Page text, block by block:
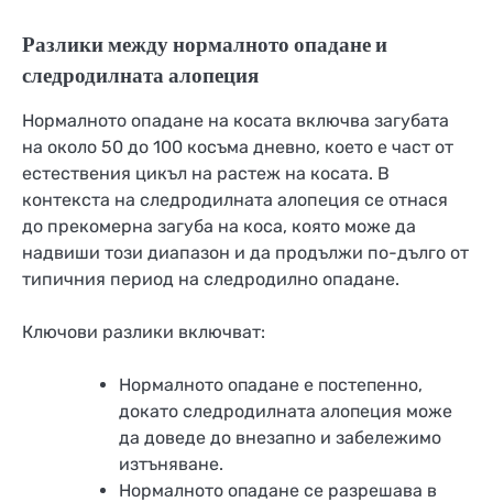
Разлики между нормалното опадане и
следродилната алопеция
Нормалното опадане на косата включва загубата
на около 50 до 100 косъма дневно, което е част от
естествения цикъл на растеж на косата. В
контекста на следродилната алопеция се отнася
до прекомерна загуба на коса, която може да
надвиши този диапазон и да продължи по-дълго от
типичния период на следродилно опадане.
Ключови разлики включват:
Нормалното опадане е постепенно,
докато следродилната алопеция може
да доведе до внезапно и забележимо
изтъняване.
Нормалното опадане се разрешава в